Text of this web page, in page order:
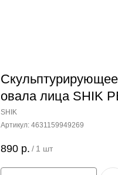
овала лица SHIK
SHIK
Артикул: 4631159949269
890 р. / 1 шт